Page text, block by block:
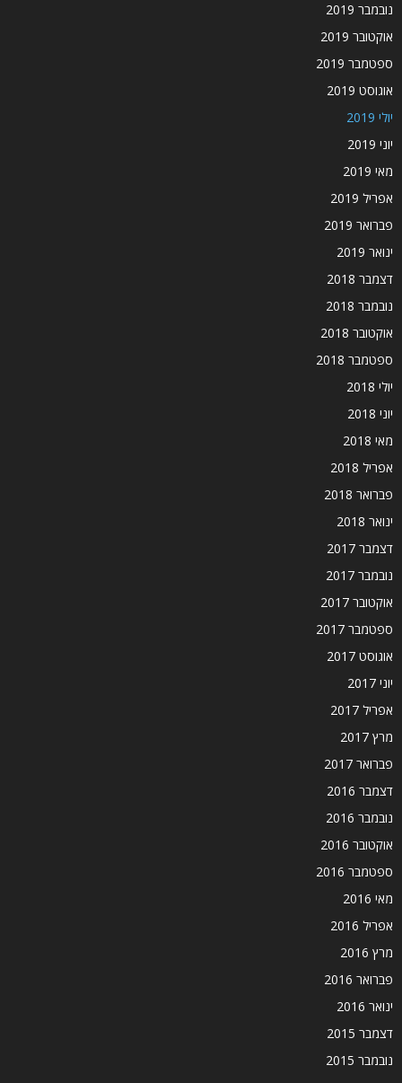
נובמבר 2019
אוקטובר 2019
ספטמבר 2019
אוגוסט 2019
יולי 2019
יוני 2019
מאי 2019
אפריל 2019
פברואר 2019
ינואר 2019
דצמבר 2018
נובמבר 2018
אוקטובר 2018
ספטמבר 2018
יולי 2018
יוני 2018
מאי 2018
אפריל 2018
פברואר 2018
ינואר 2018
דצמבר 2017
נובמבר 2017
אוקטובר 2017
ספטמבר 2017
אוגוסט 2017
יוני 2017
אפריל 2017
מרץ 2017
פברואר 2017
דצמבר 2016
נובמבר 2016
אוקטובר 2016
ספטמבר 2016
מאי 2016
אפריל 2016
מרץ 2016
פברואר 2016
ינואר 2016
דצמבר 2015
נובמבר 2015